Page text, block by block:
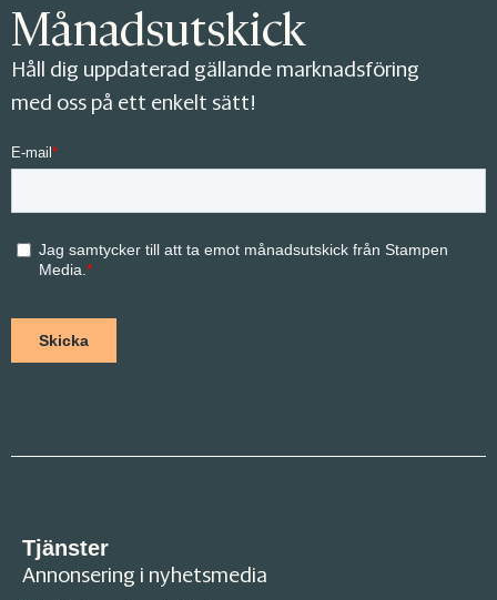
Månadsutskick
Håll dig uppdaterad gällande marknadsföring
med oss på ett enkelt sätt!
Tjänster
Annonsering i nyhetsmedia